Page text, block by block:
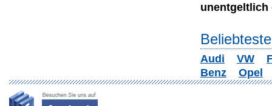
Audi VW
Benz
Opel